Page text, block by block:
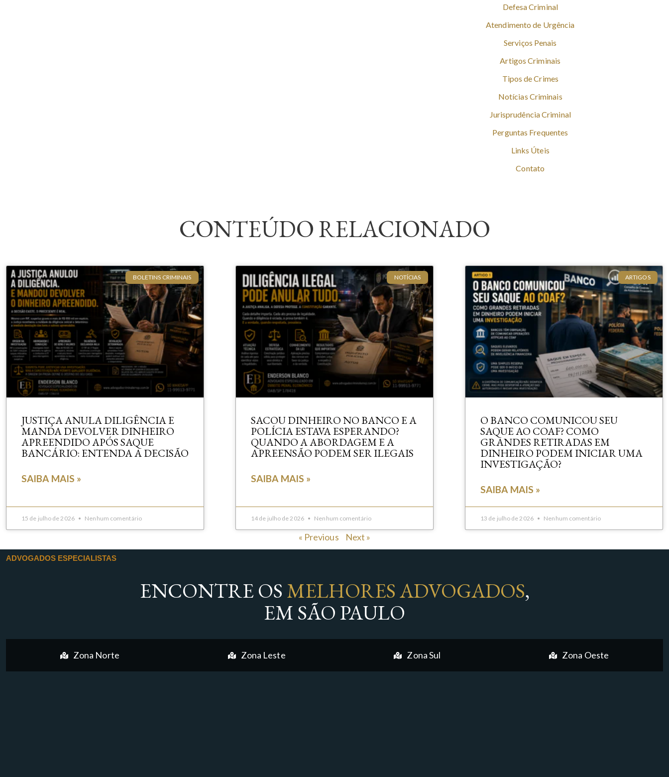
Defesa Criminal
Atendimento de Urgência
Serviços Penais
Artigos Criminais
Tipos de Crimes
Notícias Criminais
Jurisprudência Criminal
Perguntas Frequentes
Links Úteis
Contato
CONTEÚDO RELACIONADO
BOLETINS CRIMINAIS
JUSTIÇA ANULA DILIGÊNCIA E
MANDA DEVOLVER DINHEIRO
APREENDIDO APÓS SAQUE
BANCÁRIO: ENTENDA A DECISÃO
SAIBA MAIS »
15 de julho de 2026 Nenhum comentário
NOTÍCIAS
SACOU DINHEIRO NO BANCO E A
POLÍCIA ESTAVA ESPERANDO?
QUANDO A ABORDAGEM E A
APREENSÃO PODEM SER ILEGAIS
SAIBA MAIS »
14 de julho de 2026 Nenhum comentário
ARTIGOS
O BANCO COMUNICOU SEU
SAQUE AO COAF? COMO
GRANDES RETIRADAS EM
DINHEIRO PODEM INICIAR UMA
INVESTIGAÇÃO?
SAIBA MAIS »
13 de julho de 2026 Nenhum comentário
« Previous Next »
ADVOGADOS ESPECIALISTAS
ENCONTRE OS MELHORES ADVOGADOS,
EM SÃO PAULO
Zona Norte Zona Leste Zona Sul Zona Oeste